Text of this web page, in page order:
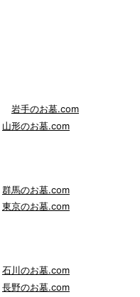
岩手のお墓.com
山形のお墓.com
群馬のお墓.com
東京のお墓.com
石川のお墓.com
長野のお墓.com